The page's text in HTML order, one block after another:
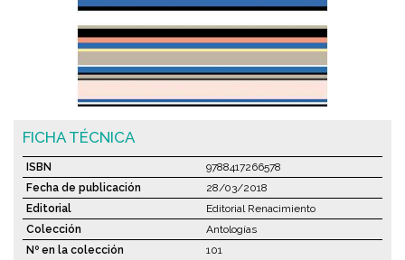
FICHA TÉCNICA
ISBN
9788417266578
Fecha de publicación
28/03/2018
Editorial
Editorial Renacimiento
Colección
Antologías
Nº en la colección
101